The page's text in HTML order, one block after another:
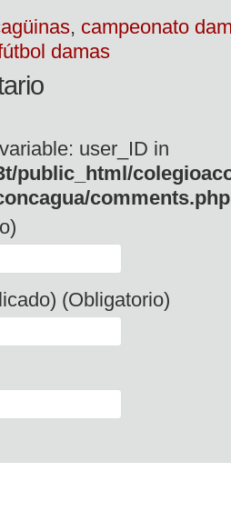
, campeonato
damas
user_ID in
public_html/
comments.php
(Obligatorio)